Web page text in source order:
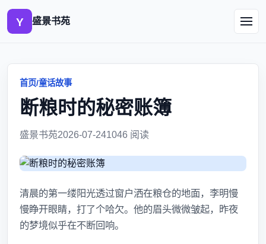
盛景书苑
首页/童话故事
断粮时的秘密账簿
盛景书苑2026-07-241046 阅读
清晨的第一缕阳光透过窗户洒在粮仓的地面，李明慢
慢睁开眼睛，打了个哈欠。他的眉头微微皱起，昨夜
的梦境似乎在不断回响。